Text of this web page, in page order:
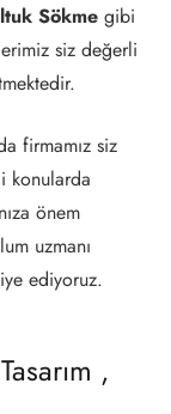
Sökme gibi
siz değerli
firmamız siz
konularda
önem
uzmanı
ediyoruz.
,